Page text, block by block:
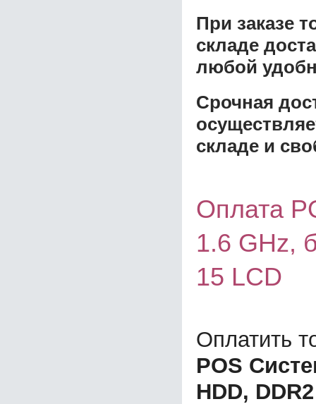
При заказе
складе
любой
Срочная
складе и
Оплата
1.6 GHz,
15 LCD
Оплатить
POS
HDD,